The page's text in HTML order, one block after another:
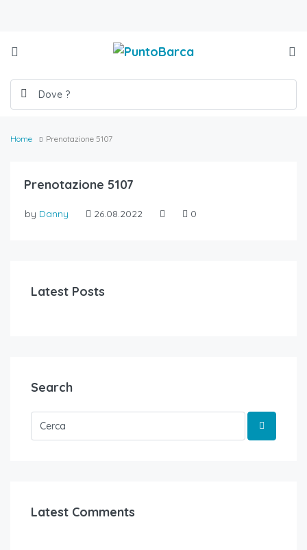
Home Prenotazione 5107
Prenotazione 5107
by Danny 26.08.2022 0
Latest Posts
Search
Latest Comments